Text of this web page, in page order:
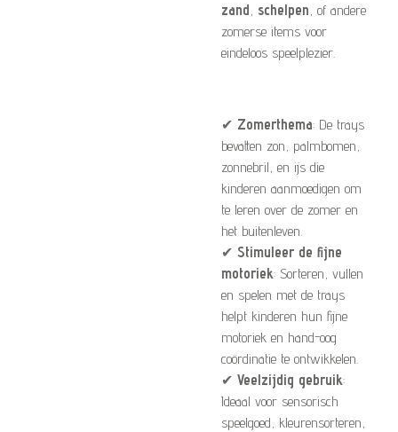
zand, schelpen, of andere
zomerse items voor
eindeloos speelplezier.
✔ Zomerthema: De trays
bevatten zon, palmbomen,
zonnebril, en ijs die
kinderen aanmoedigen om
te leren over de zomer en
het buitenleven.
✔ Stimuleer de fijne
motoriek: Sorteren, vullen
en spelen met de trays
helpt kinderen hun fijne
motoriek en hand-oog
coördinatie te ontwikkelen.
✔ Veelzijdig gebruik:
Ideaal voor sensorisch
speelgoed, kleurensorteren,